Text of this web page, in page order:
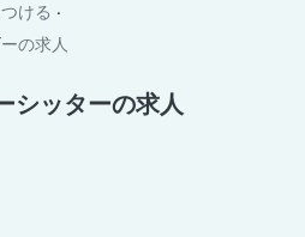
ける
の求人
シッターの求人